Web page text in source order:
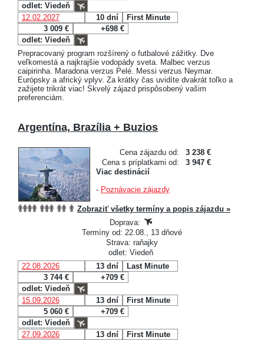
odlet: Viedeň
12.02.2027
10 dní
First Minute
3 009 €
+698 €
odlet: Viedeň
Prepracovaný program rozšírený o futbalové zážitky. Dve
veľkomestá a najkrajšie vodopády sveta. Malbec verzus
caipirinha. Maradona verzus Pelé. Messi verzus Neymar.
Európsky a africký vplyv. Za krátky čas uvidíte dvakrát toľko a
zažijete trikrát viac! Skvelý zájazd prispôsobený vašim
preferenciám.
Argentína, Brazília + Buzios
Cena zájazdu od:
3 238 €
Cena s príplatkami od:
3 947 €
Viac destinácií
- Poznávacie zájazdy
Zobraziť všetky termíny a popis zájazdu »
Doprava:
Termíny od: 22.08., 13 dňové
Strava: raňajky
odlet: Viedeň
22.08.2026
13 dní
Last Minute
3 744 €
+709 €
odlet: Viedeň
15.09.2026
13 dní
First Minute
5 060 €
+709 €
odlet: Viedeň
27.09.2026
13 dní
First Minute